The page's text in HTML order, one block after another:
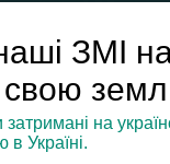
наші ЗМІ
свою
на
в Україні.